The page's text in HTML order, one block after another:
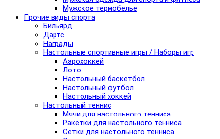
Мужское термобелье
Прочие виды спорта
Бильярд
Дартс
Награды
Настольные спортивные игры / Наборы игр
Аэрохоккей
Лото
Настольный баскетбол
Настольный футбол
Настольный хоккей
Настольный теннис
Мячи для настольного тенниса
Ракетки для настольного тенниса
Сетки для настольного тенниса